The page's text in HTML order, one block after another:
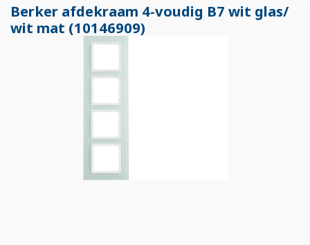
Berker afdekraam 4-voudig B7 wit glas/
wit mat (10146909)